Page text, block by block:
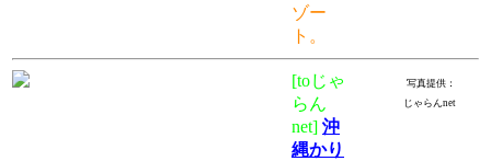
ゾー
ト。
[toじゃ
らん
net] 沖
縄かり
写真提供：
じゃらんnet